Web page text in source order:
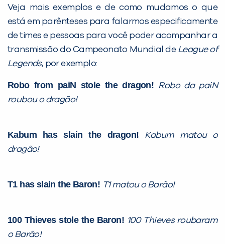
Veja mais exemplos e de como mudamos o que
está em parênteses para falarmos especificamente
de times e pessoas para você poder acompanhar a
transmissão do Campeonato Mundial de League of
Legends, por exemplo:
Robo from paiN stole the dragon! Robo da paiN
roubou o dragão!
Kabum has slain the dragon! Kabum matou o
dragão!
T1 has slain the Baron! T1 matou o Barão!
100 Thieves stole the Baron! 100 Thieves roubaram
o Barão!